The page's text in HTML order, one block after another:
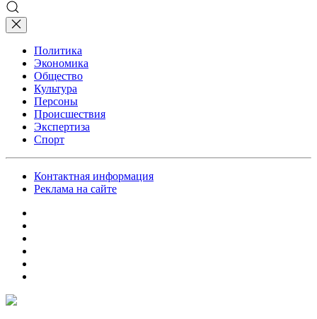
Политика
Экономика
Общество
Культура
Персоны
Происшествия
Экспертиза
Спорт
Контактная информация
Реклама на сайте